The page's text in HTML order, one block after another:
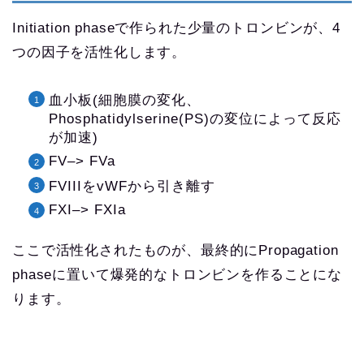
Initiation phaseで作られた少量のトロンビンが、4
つの因子を活性化します。
血小板(細胞膜の変化、
Phosphatidylserine(PS)の変位によって反応
が加速)
FV–> FVa
FVIIIをvWFから引き離す
FXI–> FXIa
ここで活性化されたものが、最終的にPropagation
phaseに置いて爆発的なトロンビンを作ることにな
ります。